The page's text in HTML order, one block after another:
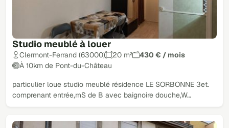
Studio meublé à louer
Clermont-Ferrand (63000) 20 m²
430 € / mois
À 10km de Pont-du-Château
particulier loue studio meublé résidence LE SORBONNE 3et.
comprenant entrée,rnS de B avec baignoire douche,W…